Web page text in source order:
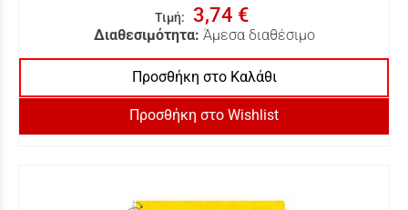
Τιμή: 3,74 €
Διαθεσιμότητα: Άμεσα διαθέσιμο
Προσθήκη στο Καλάθι
Προσθήκη στο Wishlist